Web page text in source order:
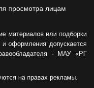
просмотра лицам
материалов или подборки
и оформления допускается
- МАУ «РГ
на правах рекламы.